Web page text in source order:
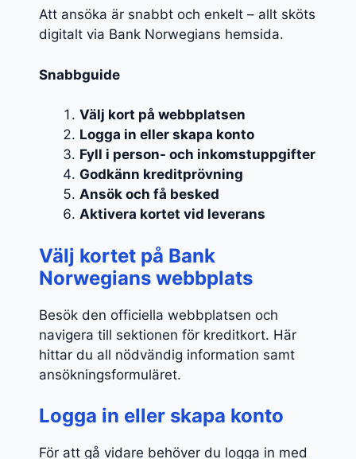
Att ansöka är snabbt och enkelt – allt sköts
digitalt via Bank Norwegians hemsida.
Snabbguide
Välj kort på webbplatsen
Logga in eller skapa konto
Fyll i person- och inkomstuppgifter
Godkänn kreditprövning
Ansök och få besked
Aktivera kortet vid leverans
Välj kortet på Bank
Norwegians webbplats
Besök den officiella webbplatsen och
navigera till sektionen för kreditkort. Här
hittar du all nödvändig information samt
ansökningsformuläret.
Logga in eller skapa konto
För att gå vidare behöver du logga in med